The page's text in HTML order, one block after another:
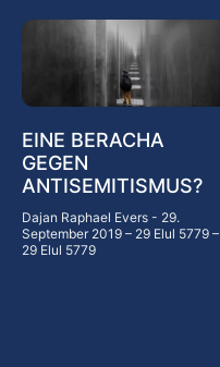
EINE BERACHA
GEGEN
ANTISEMITISMUS?
Dajan Raphael Evers
29.
September 2019 – 29 Elul 5779 –
29 Elul 5779